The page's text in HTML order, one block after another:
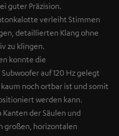
guter Präzision.
verleiht Stimmen
detaillierten Klang ohne
zu klingen.
konnte die
auf 120 Hz gelegt
noch ortbar ist und somit
werden kann.
der Säulen und
großen, horizontalen